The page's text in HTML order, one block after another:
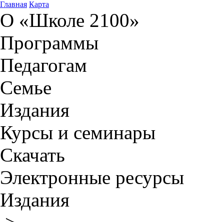
Главная Карта
О «Школе 2100»
Программы
Педагогам
Семье
Издания
Курсы и семинары
Скачать
Электронные ресурсы
Издания